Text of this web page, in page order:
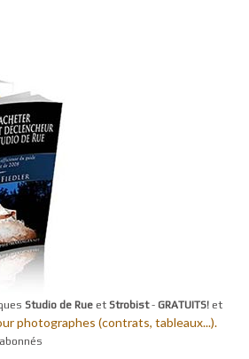
Studio de Rue et Strobist- GRATUITS! et
photographes (contrats, tableaux...).
abonnés